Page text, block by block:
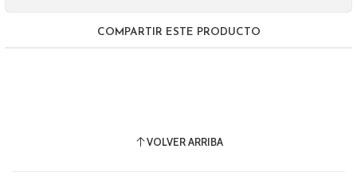
COMPARTIR ESTE PRODUCTO
VOLVER ARRIBA